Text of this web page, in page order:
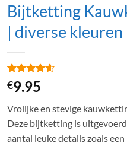
Bijtketting
| diverse kleuren
Gewaardeerd
4.56op 5
op
9
klantbeoordelingen
€9.95
Vrolijke en stevige
Deze bijtketting is
aantal leuke details zoals een